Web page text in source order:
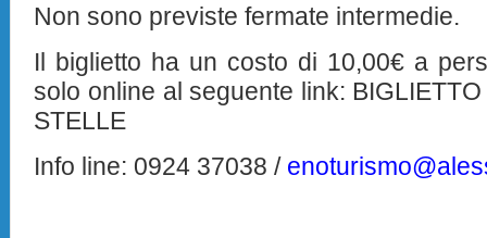
Non sono previste fermate intermedie.
Il biglietto ha un costo di 10,00€ a
solo online al seguente link:
STELLE
Info line: 0924 37038 /